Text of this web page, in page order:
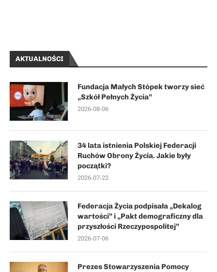
AKTUALNOŚCI
Fundacja Małych Stópek tworzy sieć
„Szkół Pełnych Życia”
2026-08-06
34 lata istnienia Polskiej Federacji
Ruchów Obrony Życia. Jakie były
początki?
2026-07-22
Federacja Życia podpisała „Dekalog
wartości” i „Pakt demograficzny dla
przyszłości Rzeczypospolitej”
2026-07-06
Prezes Stowarzyszenia Pomocy